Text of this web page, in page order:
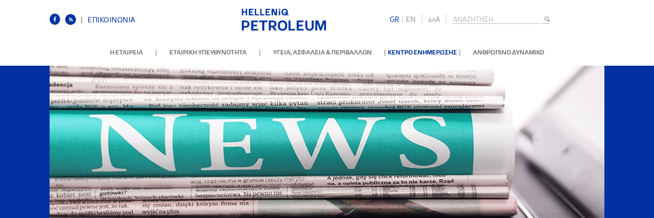
| ΕΠΙΚΟΙΝΩΝΙΑ GR | ΕΝ AAA
Η ΕΤΑΙΡΕΙΑ | ΕΤΑΙΡΙΚΗ ΥΠΕΥΘΥΝΟΤΗΤΑ | ΥΓΕΙΑ, ΑΣΦΑΛΕΙΑ & ΠΕΡΙΒΑΛΛΟΝ | ΚΕΝΤΡΟ ΕΝΗΜΕΡΩΣΗΣ | ΑΝΘΡΩΠΙΝΟ ΔΥΝΑΜΙΚΟ